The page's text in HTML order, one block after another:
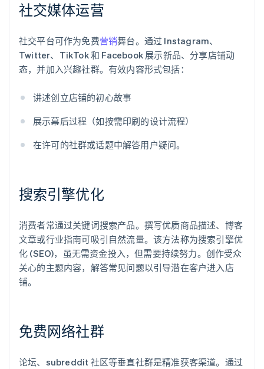
社交媒体运营
社交平台可作为免费营销舞台。通过 Instagram、
Twitter、TikTok 和 Facebook 展示新品、分享店铺动
态，并加入兴趣社群。有效内容形式包括：
讲述创立店铺的初心故事
展示幕后过程（如按需印刷的设计流程）
在许可的社群或话题中解答用户疑问。
搜索引擎优化
消费者常通过关键词搜索产品。撰写优质商品描述、博客
文章或行业指南可吸引自然流量。该方法称为搜索引擎优
化 (SEO)，虽无需资金投入，但需要持续努力。创作受众
关心的主题内容，解答常见问题以引导潜在客户进入店
铺。
免费网络社群
论坛、subreddit 社区等垂直社群是精准获客渠道。通过